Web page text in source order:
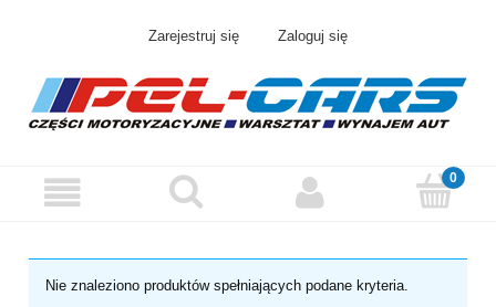
Zarejestruj się Zaloguj się
Nie znaleziono produktów spełniających podane kryteria.